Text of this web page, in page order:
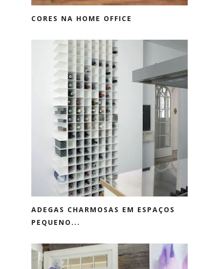
CORES NA HOME OFFICE
ADEGAS CHARMOSAS EM ESPAÇOS
PEQUENO...